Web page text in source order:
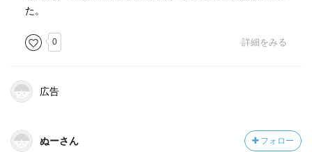
た。
0 詳細をみる
広告
ぬーさん フォロー